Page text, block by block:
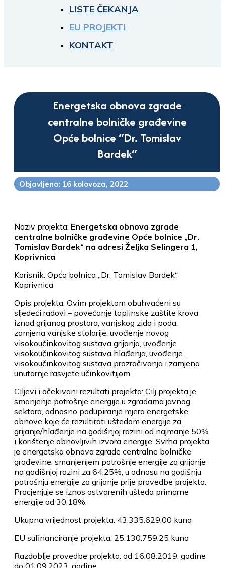
LISTE ČEKANJA
EU PROJEKTI
KONTAKT
Energetska obnova zgrade
centralne bolničke građevine
Opće bolnice “Dr. Tomislav
Bardek“
Objavljeno: 16 kolovoza, 2022
Naziv projekta: Energetska obnova zgrade
centralne bolničke građevine Opće bolnice „Dr.
Tomislav Bardek“ na adresi Željka Selingera 1,
Koprivnica
Korisnik: Opća bolnica „Dr. Tomislav Bardek“
Koprivnica
Opis projekta: Ovim projektom obuhvaćeni su
sljedeći radovi – povećanje toplinske zaštite krova
iznad grijanog prostora, vanjskog zida i poda,
zamjena vanjske stolarije, uvođenje novog
visokoučinkovitog sustava grijanja, uvođenje
visokoučinkovitog sustava hlađenja, uvođenje
visokoučinkovitog sustava prozračivanja i zamjena
unutarnje rasvjete učinkovitijom.
Ciljevi i očekivani rezultati projekta: Cilj projekta je
smanjenje potrošnje energije u zgradama javnog
sektora, odnosno podupiranje mjera energetske
obnove koje će rezultirati uštedom energije za
grijanje/hlađenje na godišnjoj razini od najmanje 50%
i korištenje obnovljivih izvora energije. Svrha projekta
je energetska obnova zgrade centralne bolničke
građevine, smanjenjem potrošnje energije za grijanje
na godišnjoj razini za 64,25%, u odnosu na godišnju
potrošnju energije za grijanje prije provedbe projekta.
Procjenjuje se iznos ostvarenih ušteda primarne
energije od 30,18%.
Ukupna vrijednost projekta: 43.335.629,00 kuna
EU sufinanciranje projekta: 25.130.759,25 kuna
Razdoblje provedbe projekta: od 16.08.2019. godine
do 01.09.2023. godine